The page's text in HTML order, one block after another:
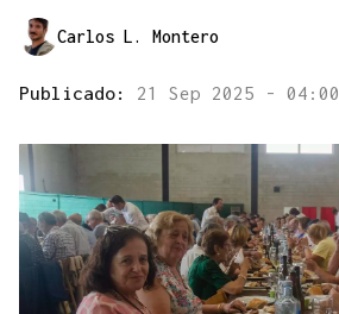
Carlos L. Montero
Publicado: 21 Sep 2025 - 04:00